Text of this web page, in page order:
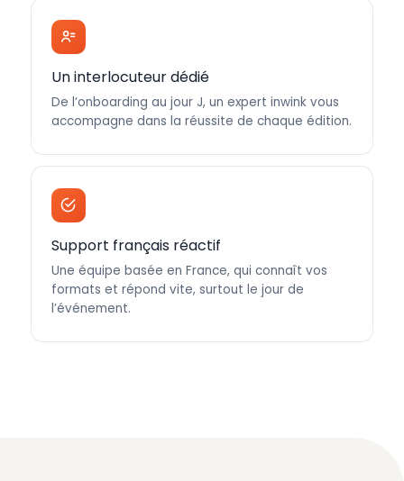
Un interlocuteur dédié
De l’onboarding au jour J, un expert inwink vous
accompagne dans la réussite de chaque édition.
Support français réactif
Une équipe basée en France, qui connaît vos
formats et répond vite, surtout le jour de
l’événement.